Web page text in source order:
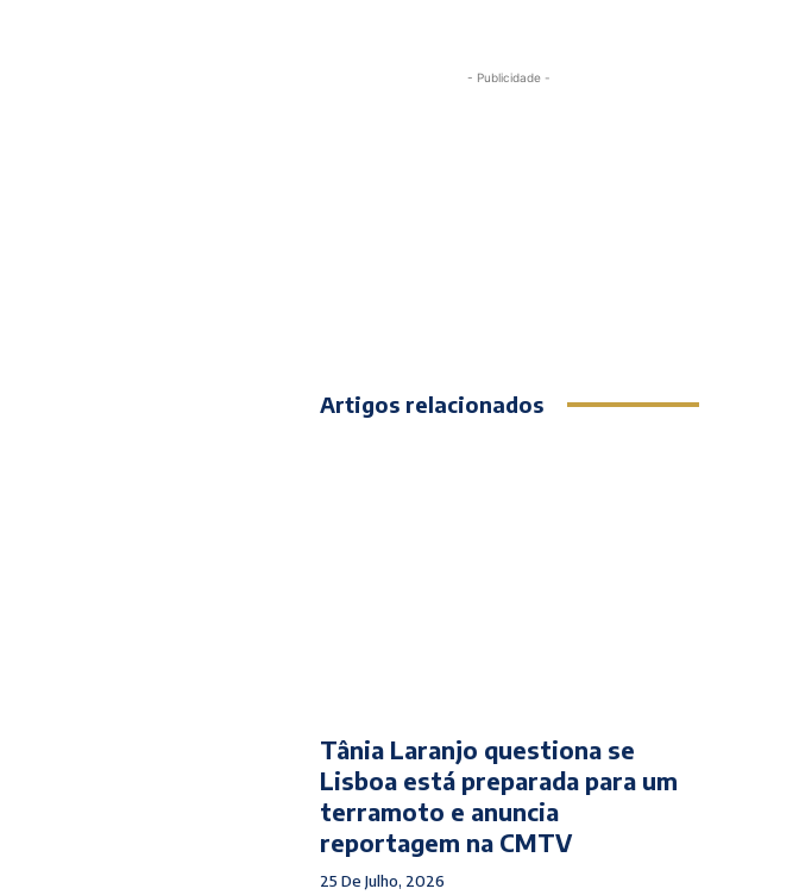
- Publicidade -
Artigos relacionados
Tânia Laranjo questiona se
Lisboa está preparada para um
terramoto e anuncia
reportagem na CMTV
25 De Julho, 2026